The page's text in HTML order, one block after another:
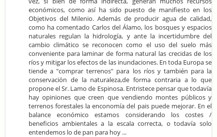
económicos, como así ha sido puesto de manifiesto en los
Objetivos del Milenio. Además de producir agua de calidad,
como ha comentado Carlos del Álamo, los bosques y espacios
naturales regulan la hidrología, y ante la incertidumbre del
cambio climático se reconocen como el uso del suelo más
conveniente para laminar de forma natural las crecidas de los
ríos y mitigar los efectos de las inundaciones. En toda Europa se
tiende a "comprar terrenos" para los ríos y también para la
conservación de la naturaleza,de forma contraria a lo que
propone el Sr. Lamo de Espinosa. Entristece pensar que todavía
hay opiniones que creen que vendiendo montes públicos y
terrenos forestales la enconomía del pais puede mejorar. En el
balance económico estamos considerando los costes /
beneficios ambientales a la escala correcta, o todavía solo
entendemos lo de pan para hoy ...